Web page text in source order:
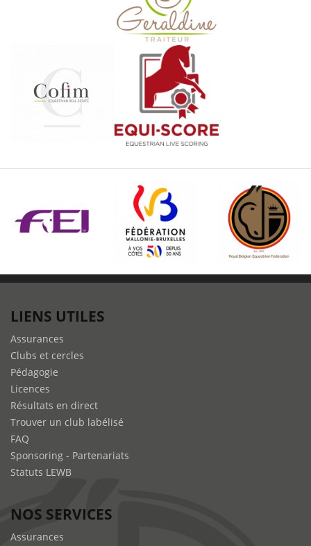
LIENS UTILES
Assurances
Clubs et cercles
Pédagogie
Licences
Résultats en direct
Trouver un club labélisé
FAQ
Sponsoring - Partenariats
Statuts LEWB
NOS SERVICES
Assurances